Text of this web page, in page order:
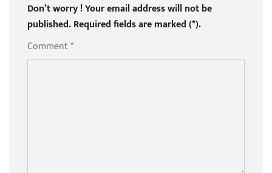
Don’t worry ! Your email address will not be
published. Required fields are marked (*).
Comment *